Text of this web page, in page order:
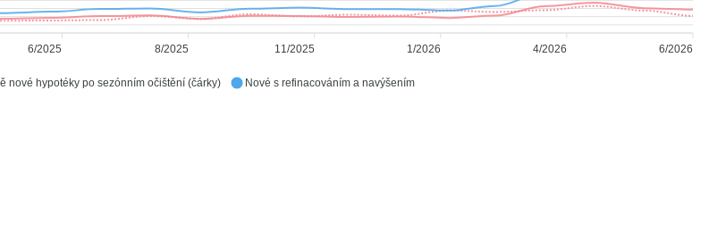
6/2025 8/2025 11/2025 1/2026 4/2026 6/2026
nové hypotéky po sezónním očištění (čárky) Nové s refinacováním a navýšením